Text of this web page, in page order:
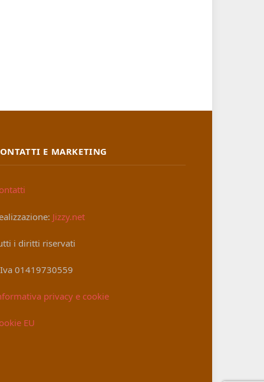
E MARKETING
Jizzy.net
i diritti riservati
01419730559
privacy e cookie
EU